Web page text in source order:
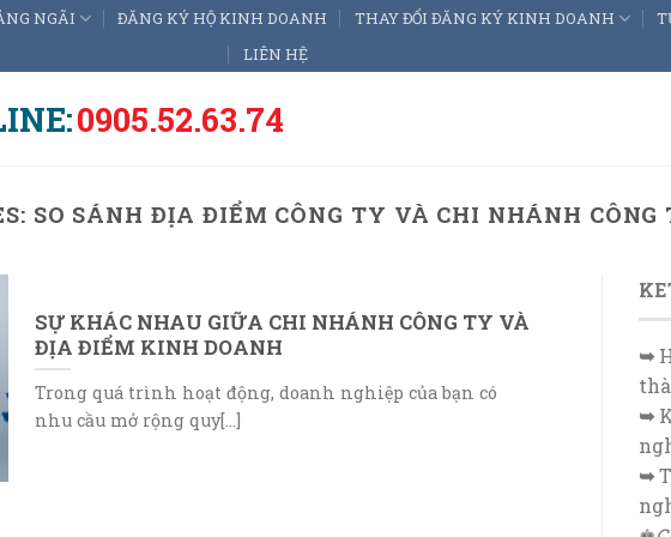
NGÃI ĐĂNG KÝ HỘ KINH DOANH THAY ĐỔI ĐĂNG KÝ KINH DOANH
LIÊN HỆ
0905.52.63.74
SO SÁNH ĐỊA ĐIỂM CÔNG TY VÀ CHI NHÁNH CÔNG
SỰ KHÁC NHAU GIỮA CHI NHÁNH CÔNG TY VÀ
ĐỊA ĐIỂM KINH DOANH
Trong quá trình hoạt động, doanh nghiệp của bạn có
nhu cầu mở rộng quy[...]
➥
➥
➥